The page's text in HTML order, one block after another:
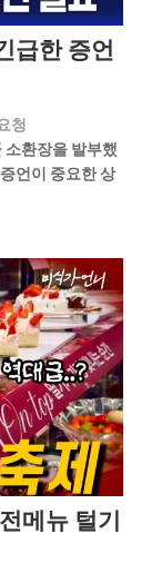
급한 증언
청
소환장을 발부했
언이 중요한 상
메뉴 털기